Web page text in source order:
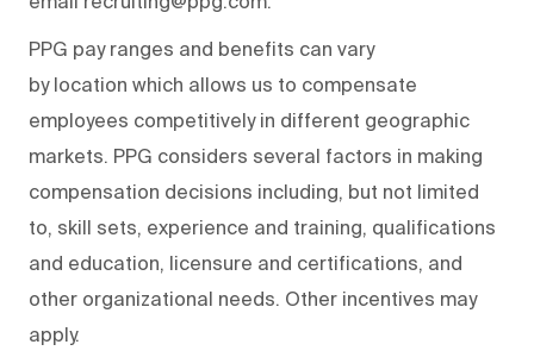
PPG pay ranges and benefits can vary
by location which allows us to compensate
employees competitively in different geographic
markets. PPG considers several factors in making
compensation decisions including, but not limited
to, skill sets, experience and training, qualifications
and education, licensure and certifications, and
other organizational needs. Other incentives may
apply.